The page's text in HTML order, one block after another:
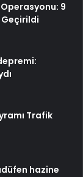
9
Trafik
hazine